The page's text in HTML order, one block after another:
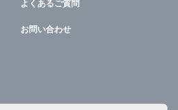
よくあるご質問
お問い合わせ